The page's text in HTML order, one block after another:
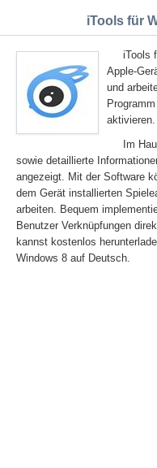
iTools für
iTools
Apple-
und
aktivieren.
Im
sowie detaillierte
angezeigt. Mit der Software
dem Gerät installierten
arbeiten. Bequem
Benutzer Verknüpfungen
kannst kostenlos
Windows 8 auf Deutsch.